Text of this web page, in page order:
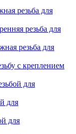
резьба для
резьба для
резьба для
с креплением
для
для
для